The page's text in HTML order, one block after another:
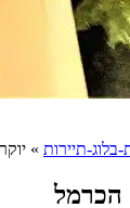
בלוג-תיירות »
הכרמל